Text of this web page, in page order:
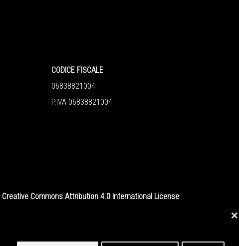
❌
CODICE FISCALE
06838821004
P.IVA 06838821004
Creative Commons Attribution 4.0 International License.